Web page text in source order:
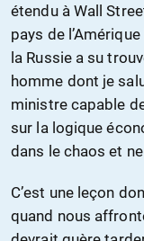
étendu à Wall
pays de
la Russie a su
homme dont je
ministre capable
sur la logique
dans le chaos et
C’est une leçon
quand nous